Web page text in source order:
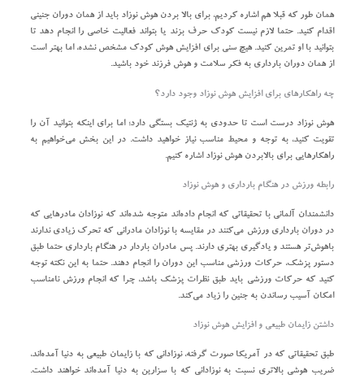
همان‌ طور که قبلا هم اشاره کردیم، برای بالا بردن هوش نوزاد باید از همان دوران جنینی
اقدام کنید. حتما لازم نیست کودک حرف بزند یا بتواند فعالیت خاصی را انجام دهد تا
بتوانید با او تمرین کنید. هیچ سنی برای افزایش هوش کودک مشخص نشده، اما بهتر است
از همان دوران بارداری به فکر سلامت و هوش فرزند خود باشید.
چه راهکارهای برای افزایش هوش نوزاد وجود دارد؟
هوش نوزاد درست است تا حدودی به ژنتیک بستگی دارد؛ اما برای اینکه بتوانید آن را
تقویت کنید، به توجه و محیط مناسب نیاز خواهید داشت. در این بخش می‌خواهیم به
راهکارهایی برای بالابردن هوش نوزاد اشاره کنیم.
رابطه ورزش در هنگام بارداری و هوش نوزاد
دانشمندان آلمانی با تحقیقاتی که انجام داده‌اند متوجه شده‌اند که نوزادان مادرهایی که
در دوران بارداری ورزش می‌کنند در مقایسه با نوزادان مادرانی که تحرک زیادی ندارند
باهوش‌تر هستند و یادگیری بهتری دارند. پس مادران باردار در هنگام بارداری حتما طبق
دستور پزشک، حرکات ورزشی مناسب این دوران را انجام دهند. حتما به این نکته توجه
کنید که حرکات ورزشی باید طبق نظرات پزشک باشد، چرا که انجام ورزش نامناسب
امکان آسیب رساندن به جنین را زیاد می‌کند.
داشتن زایمان طبیعی و افزایش هوش نوزاد
طبق تحقیقاتی که در آمریکا صورت‌ گرفته، نوزادانی که با زایمان طبیعی به دنیا آمده‌اند،
ضریب هوشی بالاتری نسبت به نوزادانی که با سزارین به دنیا آمده‌اند خواهند داشت.